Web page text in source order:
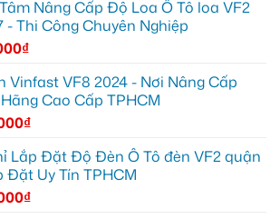
Nâng Cấp Độ Loa Ô Tô loa VF2
- Thi Công Chuyên Nghiệp
₫
Vinfast VF8 2024 - Nơi Nâng Cấp
Cao Cấp TPHCM
₫
Lắp Đặt Độ Đèn Ô Tô đèn VF2 quận
Đặt Uy Tín TPHCM
₫